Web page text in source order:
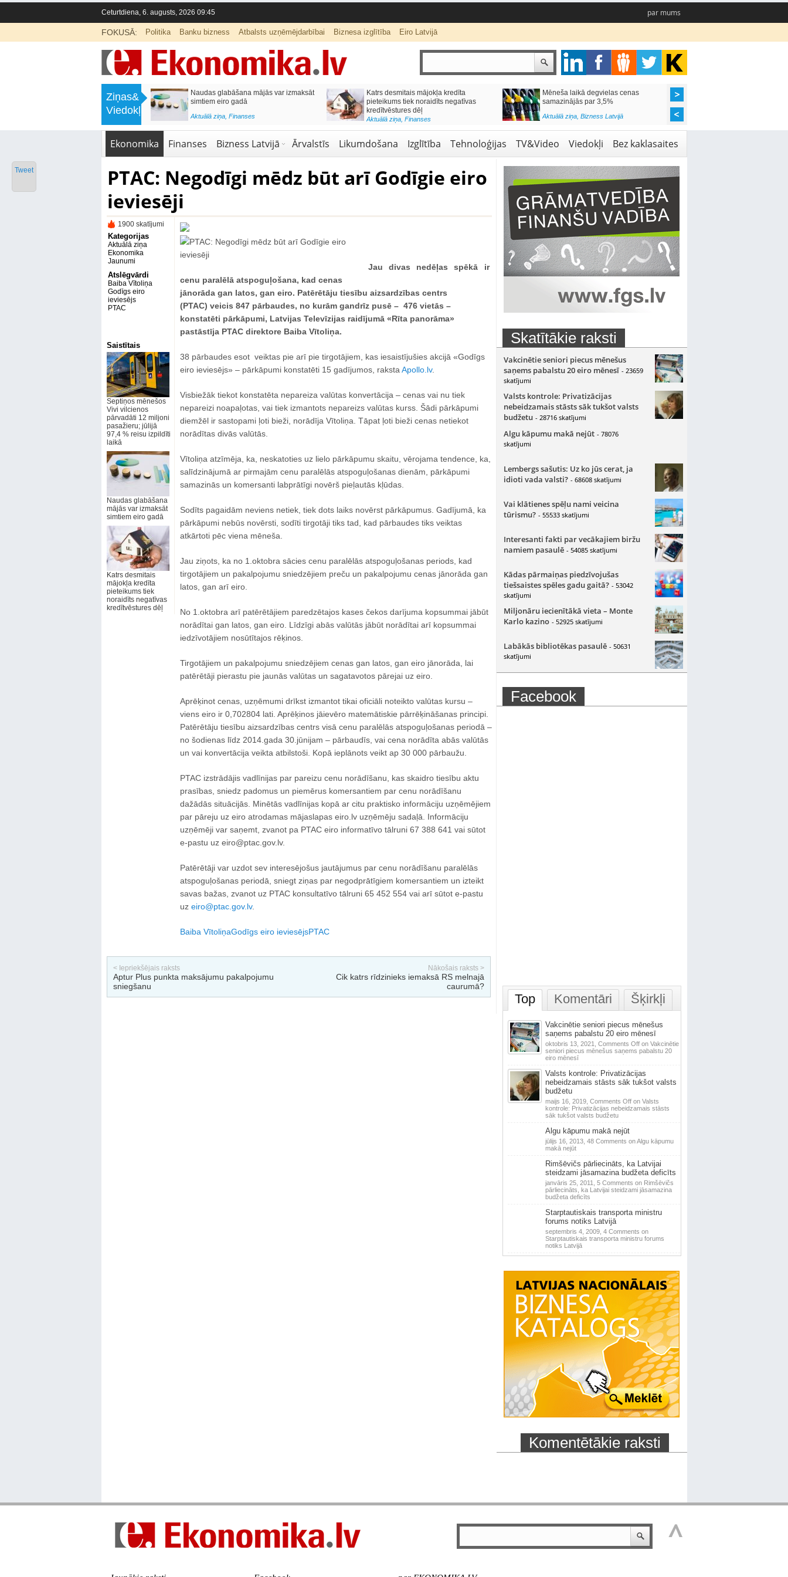
Ceturtdiena, 6. augusts, 2026 09:45 par mums
FOKUSĀ: Politika Banku bizness Atbalsts uzņēmējdarbībai Biznesa izglītība Eiro Latvijā
Ziņas&
Viedokļi
Septiņos mēnešos Vivi vilcienos
pārvadāti 12 miljoni pasažieru; jūlijā
Naudas glabāšana mājās var izmaksāt
simtiem eiro gadā
Aktuālā ziņa, Finanses
Katrs desmitais mājokļa kredīta
pieteikums tiek noraidīts negatīvas
kredītvēstures dēļ
Aktuālā ziņa, Finanses
Mēneša laikā degvielas cenas
samazinājās par 3,5%
Aktuālā ziņa, Bizness Latvijā
Ekonomika Finanses Bizness Latvijā Ārvalstīs Likumdošana Izglītība Tehnoloģijas TV&Video Viedokļi Bez kaklasaites
PTAC: Negodīgi mēdz būt arī Godīgie eiro
ieviesēji
1900 skatījumi
Kategorijas
Aktuālā ziņa
Ekonomika
Jaunumi
Atslēgvārdi
Baiba Vītoliņa
Godīgs eiro
ieviesējs
PTAC
Saistītais
Septiņos mēnešos
Vivi vilcienos
pārvadāti 12 miljoni
pasažieru; jūlijā
97,4 % reisu izpildīti
laikā
Naudas glabāšana
mājās var izmaksāt
simtiem eiro gadā
Katrs desmitais
mājokļa kredīta
pieteikums tiek
noraidīts negatīvas
kredītvēstures dēļ
Jau divas nedēļas spēkā ir
cenu paralēlā atspoguļošana, kad cenas
jānorāda gan latos, gan eiro. Patērētāju tiesību aizsardzības centrs
(PTAC) veicis 847 pārbaudes, no kurām gandrīz pusē – 476 vietās –
konstatēti pārkāpumi, Latvijas Televīzijas raidījumā «Rīta panorāma»
pastāstīja PTAC direktore Baiba Vītoliņa.
38 pārbaudes esot veiktas pie arī pie tirgotājiem, kas iesaistījušies akcijā «Godīgs
eiro ieviesējs» – pārkāpumi konstatēti 15 gadījumos, raksta Apollo.lv.
Visbiežāk tiekot konstatēta nepareiza valūtas konvertācija – cenas vai nu tiek
nepareizi noapaļotas, vai tiek izmantots nepareizs valūtas kurss. Šādi pārkāpumi
diemžēl ir sastopami ļoti bieži, norādīja Vītoliņa. Tāpat ļoti bieži cenas netiekot
norādītas divās valūtās.
Vītoliņa atzīmēja, ka, neskatoties uz lielo pārkāpumu skaitu, vērojama tendence, ka,
salīdzinājumā ar pirmajām cenu paralēlās atspoguļošanas dienām, pārkāpumi
samazinās un komersanti labprātīgi novērš pieļautās kļūdas.
Sodīts pagaidām neviens netiek, tiek dots laiks novērst pārkāpumus. Gadījumā, ka
pārkāpumi nebūs novērsti, sodīti tirgotāji tiks tad, kad pārbaudes tiks veiktas
atkārtoti pēc viena mēneša.
Jau ziņots, ka no 1.oktobra sācies cenu paralēlās atspoguļošanas periods, kad
tirgotājiem un pakalpojumu sniedzējiem preču un pakalpojumu cenas jānorāda gan
latos, gan arī eiro.
No 1.oktobra arī patērētājiem paredzētajos kases čekos darījuma kopsummai jābūt
norādītai gan latos, gan eiro. Līdzīgi abās valūtās jābūt norādītai arī kopsummai
iedzīvotājiem nosūtītajos rēķinos.
Tirgotājiem un pakalpojumu sniedzējiem cenas gan latos, gan eiro jānorāda, lai
patērētāji pierastu pie jaunās valūtas un sagatavotos pārejai uz eiro.
Aprēķinot cenas, uzņēmumi drīkst izmantot tikai oficiāli noteikto valūtas kursu –
viens eiro ir 0,702804 lati. Aprēķinos jāievēro matemātiskie pārrēķināšanas principi.
Patērētāju tiesību aizsardzības centrs visā cenu paralēlās atspoguļošanas periodā –
no šodienas līdz 2014.gada 30.jūnijam – pārbaudīs, vai cena norādīta abās valūtās
un vai konvertācija veikta atbilstoši. Kopā ieplānots veikt ap 30 000 pārbaužu.
PTAC izstrādājis vadlīnijas par pareizu cenu norādīšanu, kas skaidro tiesību aktu
prasības, sniedz padomus un piemērus komersantiem par cenu norādīšanu
dažādās situācijās. Minētās vadlīnijas kopā ar citu praktisko informāciju uzņēmējiem
par pāreju uz eiro atrodamas mājaslapas eiro.lv uzņēmēju sadaļā. Informāciju
uzņēmēji var saņemt, zvanot pa PTAC eiro informatīvo tālruni 67 388 641 vai sūtot
e-pastu uz eiro@ptac.gov.lv.
Patērētāji var uzdot sev interesējošus jautājumus par cenu norādīšanu paralēlās
atspoguļošanas periodā, sniegt ziņas par negodprātīgiem komersantiem un izteikt
savas bažas, zvanot uz PTAC konsultatīvo tālruni 65 452 554 vai arī sūtot e-pastu
uz eiro@ptac.gov.lv.
Baiba VītoliņaGodīgs eiro ieviesējsPTAC
< Iepriekšējais raksts
Aptur Plus punkta maksājumu pakalpojumu
sniegšanu
Nākošais raksts >
Cik katrs rīdzinieks iemaksā RS melnajā
caurumā?
Skatītākie raksti
Vakcinētie seniori piecus mēnešus
saņems pabalstu 20 eiro mēnesī - 23659
skatījumi
Valsts kontrole: Privatizācijas
nebeidzamais stāsts sāk tukšot valsts
budžetu - 28716 skatījumi
Algu kāpumu makā nejūt - 78076
skatījumi
Lembergs sašutis: Uz ko jūs cerat, ja
idioti vada valsti? - 68608 skatījumi
Vai klātienes spēļu nami veicina
tūrismu? - 55533 skatījumi
Interesanti fakti par vecākajiem biržu
namiem pasaulē - 54085 skatījumi
Kādas pārmaiņas piedzīvojušas
tiešsaistes spēles gadu gaitā? - 53042
skatījumi
Miljonāru iecienītākā vieta – Monte
Karlo kazino - 52925 skatījumi
Labākās bibliotēkas pasaulē - 50631
skatījumi
Facebook
Top Komentāri Šķirkļi
Vakcinētie seniori piecus mēnešus
saņems pabalstu 20 eiro mēnesī
oktobris 13, 2021, Comments Offon Vakcinētie
seniori piecus mēnešus saņems pabalstu 20
eiro mēnesī
Valsts kontrole: Privatizācijas
nebeidzamais stāsts sāk tukšot valsts
budžetu
maijs 16, 2019, Comments Offon Valsts
kontrole: Privatizācijas nebeidzamais stāsts
sāk tukšot valsts budžetu
Algu kāpumu makā nejūt
jūlijs 16, 2013, 48 Comments on Algu kāpumu
makā nejūt
Rimšēvičs pārliecināts, ka Latvijai
steidzami jāsamazina budžeta deficīts
janvāris 25, 2011, 5 Comments on Rimšēvičs
pārliecināts, ka Latvijai steidzami jāsamazina
budžeta deficīts
Starptautiskais transporta ministru
forums notiks Latvijā
septembris 4, 2009, 4 Comments on
Starptautiskais transporta ministru forums
notiks Latvijā
Komentētākie raksti
Tweet